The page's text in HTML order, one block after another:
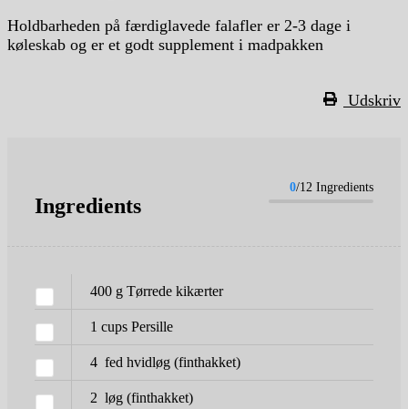
Holdbarheden på færdiglavede falafler er 2-3 dage i
køleskab og er et godt supplement i madpakken
Udskriv
Ingredients
0/12 Ingredients
400 g Tørrede kikærter
1 cups Persille
4 fed hvidløg (finthakket)
2 løg (finthakket)